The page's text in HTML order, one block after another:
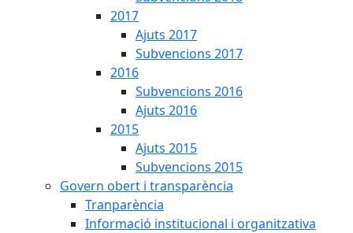
2017
Ajuts 2017
Subvencions 2017
2016
Subvencions 2016
Ajuts 2016
2015
Ajuts 2015
Subvencions 2015
Govern obert i transparència
Tranparència
Informació institucional i organitzativa